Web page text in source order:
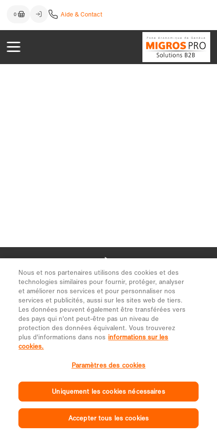
Nous et nos partenaires utilisons des cookies et des
technologies similaires pour fournir, protéger, analyser
et améliorer nos services et pour personnaliser nos
services et publicités, aussi sur les sites web de tiers.
Les données peuvent également être transférées vers
des pays qui n'ont peut-être pas un niveau de
protection des données équivalent. Vous trouverez
plus d'informations dans nos informations sur les
cookies.
Paramètres des cookies
Uniquement les cookies nécessaires
Accepter tous les cookies